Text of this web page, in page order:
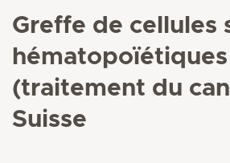
Greffe de cellules
hématopoïétiques
(traitement du
Suisse